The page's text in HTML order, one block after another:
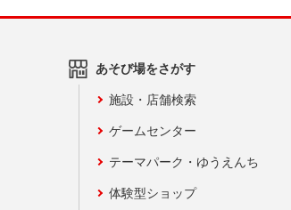
あそび場をさがす
施設・店舗検索
ゲームセンター
テーマパーク・ゆうえんち
体験型ショップ